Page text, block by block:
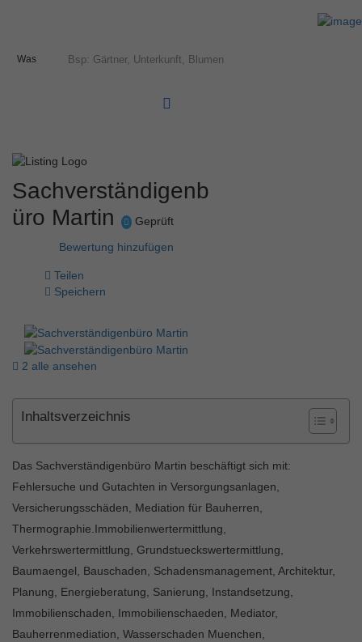
Was
Sachverständigenb
üro Martin
Geprüft
Bewertung hinzufügen
Teilen
Speichern
2 alle ansehen
Inhaltsverzeichnis
Das Sachverständigenbüro Martin beschäftigt sich mit:
Fehlersuche und Gutachten in Versorgungsanlagen,
Versicherungsschäden, Mediation für Bauherren,
Thermographie.Immobilienwertermittlung,
Verkehrswertermittlung, Grundstueckswertermittlung,
Baumaengel, Bauschaden, Schadensmanagement, Architektur,
Planung, Energieberatung, Sanierung, Instandsetzung,
Immobilienschaden, Immobilienschaeden, Mediator,
Bauherrenmediation, Wasserschaden Muenchen,